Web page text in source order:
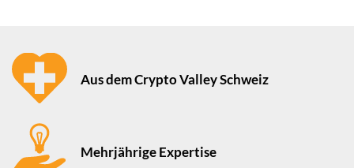
Aus dem Crypto Valley Schweiz
Mehrjährige Expertise